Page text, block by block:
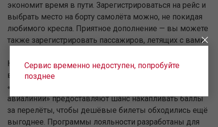
экономит время в пути. Зарегистрироваться на рейс и
выбрать место на борту самолёта можно, не покидая
любимого кресла. Приятное дополнение — вы можете
также зарегистрировать пассажиров, летящих с вами.
На стоимость авиабилетов в Армению в августе
влияет и ваше участие в бонусной программе
«Крылья». Постоянным клиентам «Уральские
авиалинии» предоставляют шанс накапливать баллы
за перелёты, чтобы дешёвые билеты обходились ещё
выгоднее. Программы лояльности разработаны для
Сервис временно недоступен, попробуйте
позднее